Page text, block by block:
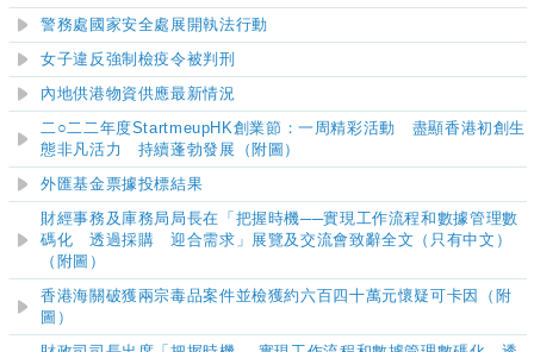
警務處國家安全處展開執法行動
女子違反強制檢疫令被判刑
內地供港物資供應最新情況
二○二二年度StartmeupHK創業節：一周精彩活動 盡顯香港初創生
態非凡活力 持續蓬勃發展（附圖）
外匯基金票據投標結果
財經事務及庫務局局長在「把握時機──實現工作流程和數據管理數
碼化 透過採購 迎合需求」展覽及交流會致辭全文（只有中文）
（附圖）
香港海關破獲兩宗毒品案件並檢獲約六百四十萬元懷疑可卡因（附
圖）